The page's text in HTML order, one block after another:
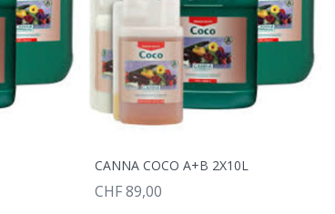
CANNA COCO A+B 2X10L
CHF 89,00